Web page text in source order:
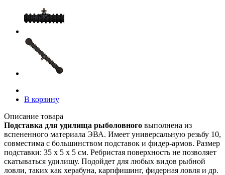
В корзину
Описание товара
Подставка для удилища рыболовного выполнена из
вспененного материала ЭВА. Имеет универсальную резьбу 10,
совместима с большинством подставок и фидер-армов. Размер
подставки: 35 х 5 х 5 см. Ребристая поверхность не позволяет
скатываться удилищу. Подойдет для любых видов рыбной
ловли, таких как херабуна, карпфишинг, фидерная ловля и др.